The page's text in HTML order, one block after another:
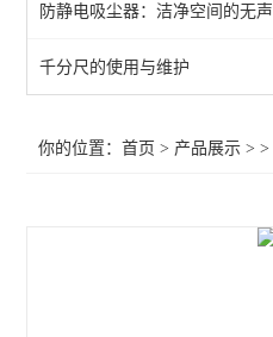
防静电吸尘器：洁净空间的无
千分尺的使用与维护
你的位置：首页 > 产品展示 > >